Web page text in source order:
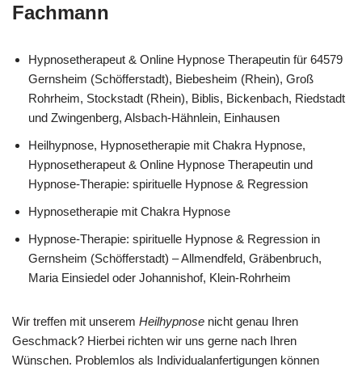
Fachmann
Hypnosetherapeut & Online Hypnose Therapeutin für 64579
Gernsheim (Schöfferstadt), Biebesheim (Rhein), Groß
Rohrheim, Stockstadt (Rhein), Biblis, Bickenbach, Riedstadt
und Zwingenberg, Alsbach-Hähnlein, Einhausen
Heilhypnose, Hypnosetherapie mit Chakra Hypnose,
Hypnosetherapeut & Online Hypnose Therapeutin und
Hypnose-Therapie: spirituelle Hypnose & Regression
Hypnosetherapie mit Chakra Hypnose
Hypnose-Therapie: spirituelle Hypnose & Regression in
Gernsheim (Schöfferstadt) – Allmendfeld, Gräbenbruch,
Maria Einsiedel oder Johannishof, Klein-Rohrheim
Wir treffen mit unserem Heilhypnose nicht genau Ihren
Geschmack? Hierbei richten wir uns gerne nach Ihren
Wünschen. Problemlos als Individualanfertigungen können